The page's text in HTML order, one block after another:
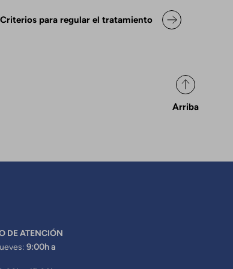
Declaración de
Arriba
Criterios para regular el tratamiento
DE ATENCIÓN
9:00h a